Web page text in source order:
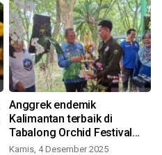
Anggrek endemik
Kalimantan terbaik di
Tabalong Orchid Festival
2025
Kamis, 4 Desember 2025